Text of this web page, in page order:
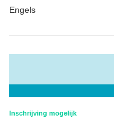
Engels
Inschrijving mogelijk